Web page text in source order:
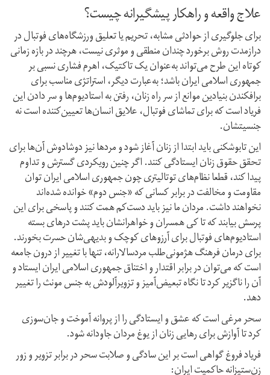
علاج واقعه و راهکار پیشگیرانه چیست؟
برای جلوگیری از حوادثی مشابه، تحریم یا تعلیق ورزشگاه‌های فوتبال در
درازمدت روش برخورد چندان منطقی و موثری نیست، هرچند در بازه زمانی
کوتاه این طرح می‌تواند به‌عنوان یک تاکتیک، اهرم فشاری نسبی بر
جمهوری اسلامی ایران باشد؛ به‌عبارت دیگر، استراتژی مناسب برای
برافکندن بنیادین موانع از سر راه زنان، رفتن به استادیوم‌ها و سر دادن این
فریاد است که برای تماشای فوتبال، علایق انسان‌ها تعیین‌کننده است نه
جنسیتشان.
این تابوشکنی باید ابتدا از زنان آغاز شود و مردها نیز دوشادوش آن‌ها برای
تحقق حقوق زنان ایستادگی کنند. اگر چنین رویکردی گسترش و تداوم
پیدا کند، قطعا نظام‌های توتالیتری چون جمهوری اسلامی ایران توان
مقاومت و مخالفت در برابر کسانی که «جنس دوم» خوانده شده‌اند
نخواهند داشت. مردان ما نیز باید دست‌کم همت کنند و پاسخی برای این
پرسش بیابند که تا کی همسران و خواهرانشان باید پشت درهای بسته
استادیوم‌های فوتبال برای آرزوهای کوچک و بدیهی‌شان حسرت بخورند.
برای درمان فرهنگ هژمونی‌طلب مردسالارانه، تنها با تغییر از درون جامعه
است که می‌توان در برابر اقتدار و اختناق جمهوری اسلامی ایران ایستاد و
آن را ناگزیر کرد تا نگاه تبعیض‌آمیز و تزویر‌آلودش به جنس مونث را تغییر
دهد.
سحر مرغی است که عشق و ایستادگی را از پروانه آموخت و جان‌سوزی
کرد تا آوازش برای رهایی زنان از یوغ مردان جاودانه شود.
فریاد فروغ گواهی است بر این سادگی و صلابت سحر در برابر تزویر و زور